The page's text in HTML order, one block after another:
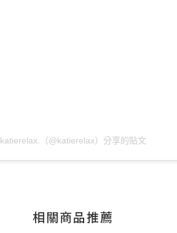
katierelax.（@katierelax）分享的貼文
相關商品推薦